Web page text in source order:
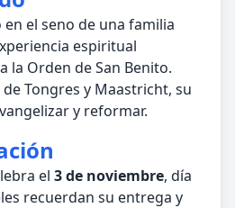
el seno de una familia
espiritual
la Orden de San Benito.
Tongres y Maastricht, su
y reformar.
el 3 de noviembre, día
recuerdan su entrega y